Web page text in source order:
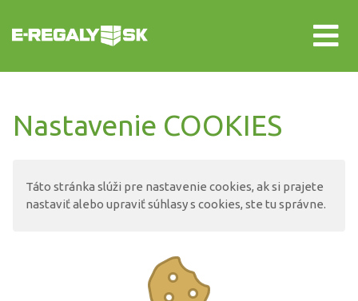
Nastavenie COOKIES
Táto stránka slúži pre nastavenie cookies, ak si prajete
nastaviť alebo upraviť súhlasy s cookies, ste tu správne.